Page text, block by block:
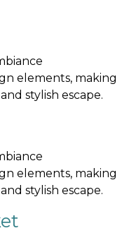
elements, making
stylish escape.
elements, making
stylish escape.